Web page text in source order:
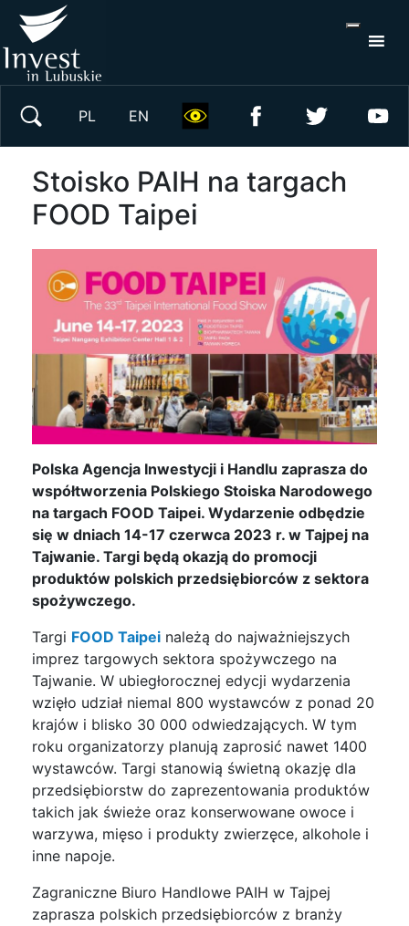
PL EN
Stoisko PAIH na targach
FOOD Taipei
Polska Agencja Inwestycji i Handlu zaprasza do
współtworzenia Polskiego Stoiska Narodowego
na targach FOOD Taipei. Wydarzenie odbędzie
się w dniach 14-17 czerwca 2023 r. w Tajpej na
Tajwanie. Targi będą okazją do promocji
produktów polskich przedsiębiorców z sektora
spożywczego.
Targi FOOD Taipei należą do najważniejszych
imprez targowych sektora spożywczego na
Tajwanie. W ubiegłorocznej edycji wydarzenia
wzięło udział niemal 800 wystawców z ponad 20
krajów i blisko 30 000 odwiedzających. W tym
roku organizatorzy planują zaprosić nawet 1400
wystawców. Targi stanowią świetną okazję dla
przedsiębiorstw do zaprezentowania produktów
takich jak świeże oraz konserwowane owoce i
warzywa, mięso i produkty zwierzęce, alkohole i
inne napoje.
Zagraniczne Biuro Handlowe PAIH w Tajpej
zaprasza polskich przedsiębiorców z branży
Wyszukaj w serwisie